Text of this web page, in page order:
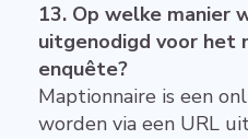
13. Op welke manier
uitgenodigd voor het
enquête?
Maptionnaire is een
worden via een URL